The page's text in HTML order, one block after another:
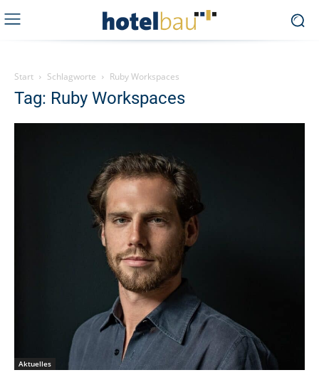
Start Schlagworte Ruby Workspaces
Tag: Ruby Workspaces
Aktuelles